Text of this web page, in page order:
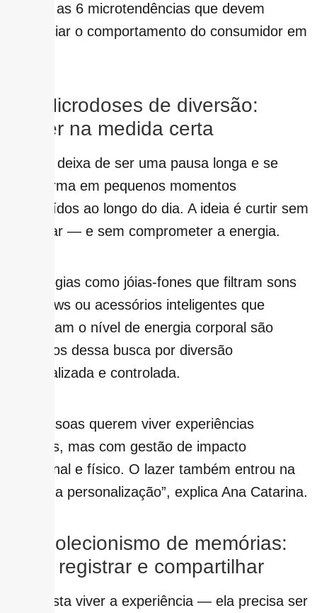
Confira as 6 microtendências que devem
influenciar o comportamento do consumidor em
1 – Microdoses de diversão:
prazer na medida certa
O lazer deixa de ser uma pausa longa e se
transforma em pequenos momentos
distribuídos ao longo do dia. A ideia é curtir sem
exagerar — e sem comprometer a energia.
Tecnologias como jóias-fones que filtram sons
em shows ou acessórios inteligentes que
monitoram o nível de energia corporal são
exemplos dessa busca por diversão
personalizada e controlada.
“As pessoas querem viver experiências
intensas, mas com gestão de impacto
emocional e físico. O lazer também entrou na
lógica da personalização”, explica Ana Catarina.
2 – Colecionismo de memórias:
viver, registrar e compartilhar
Não basta viver a experiência — ela precisa ser